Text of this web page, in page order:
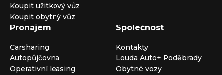
Koupit užitkový vůz
Koupit obytný vůz
Pronájem
Carsharing
Autopůjčovna
Operativní leasing
Společnost
Kontakty
Louda Auto+ Poděbrady
Obytné vozy